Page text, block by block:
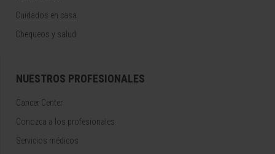
Cuidados en casa
Chequeos y salud
NUESTROS PROFESIONALES
Cancer Center
Conozca a los profesionales
Servicios médicos